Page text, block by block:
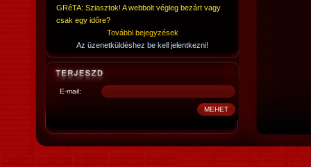
GRéTA: Sziasztok! A webbolt végleg bezárt vagy
csak egy időre?
További bejegyzések
Az üzenetküldéshez be kell jelentkezni!
E-mail: